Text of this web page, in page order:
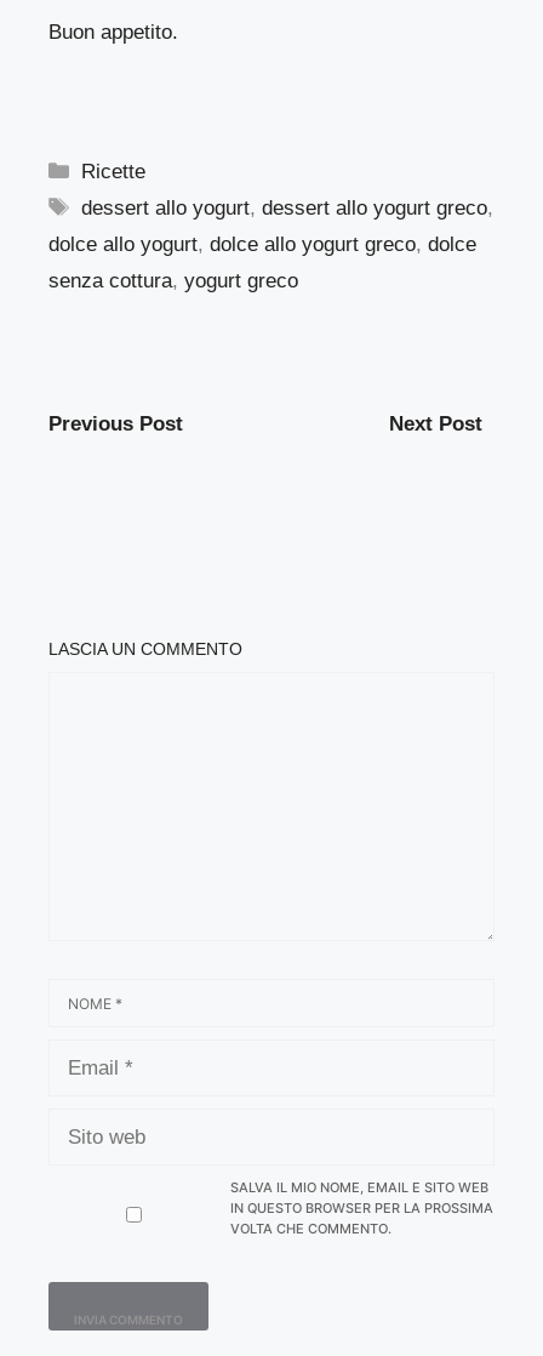
Buon appetito.
Categorie
Ricette
Tag
dessert allo yogurt,dessert allo yogurt greco,
dolce allo yogurt, dolce allo yogurt greco, dolce
senza cottura, yogurt greco
Previous Post Next Post
LASCIA UN COMMENTO
WEB
SALVA IL MIO NOME, EMAIL E SITO WEB
IN QUESTO BROWSER PER LA PROSSIMA
VOLTA CHE COMMENTO.